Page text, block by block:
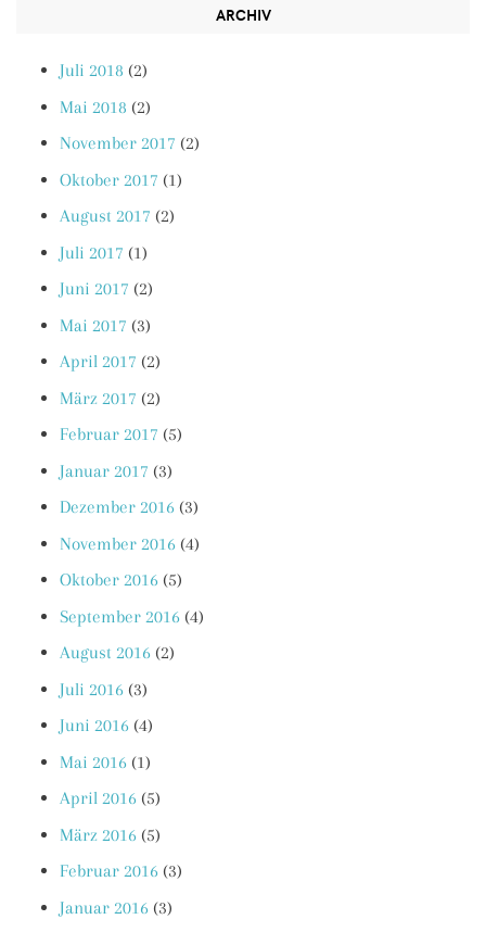
ARCHIV
Juli 2018 (2)
Mai 2018 (2)
November 2017 (2)
Oktober 2017 (1)
August 2017 (2)
Juli 2017 (1)
Juni 2017 (2)
Mai 2017 (3)
April 2017 (2)
März 2017 (2)
Februar 2017 (5)
Januar 2017 (3)
Dezember 2016 (3)
November 2016 (4)
Oktober 2016 (5)
September 2016 (4)
August 2016 (2)
Juli 2016 (3)
Juni 2016 (4)
Mai 2016 (1)
April 2016 (5)
März 2016 (5)
Februar 2016 (3)
Januar 2016 (3)